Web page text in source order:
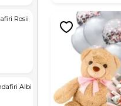
Rosii
Albi